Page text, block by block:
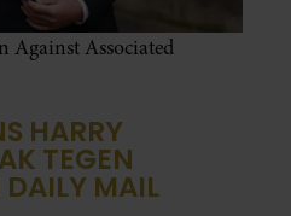
Against Associated
HARRY
TEGEN
MAIL